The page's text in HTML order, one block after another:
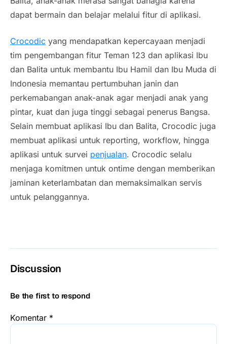
dapat bermain dan belajar melalui fitur di aplikasi.
Crocodic yang mendapatkan kepercayaan menjadi
tim pengembangan fitur Teman 123 dan aplikasi Ibu
dan Balita untuk membantu Ibu Hamil dan Ibu Muda di
Indonesia memantau pertumbuhan janin dan
perkemabangan anak-anak agar menjadi anak yang
pintar, kuat dan juga tinggi sebagai penerus Bangsa.
Selain membuat aplikasi Ibu dan Balita, Crocodic juga
membuat aplikasi untuk reporting, workflow, hingga
aplikasi untuk survei penjualan. Crocodic selalu
menjaga komitmen untuk ontime dengan memberikan
jaminan keterlambatan dan memaksimalkan servis
untuk pelanggannya.
Discussion
Be the first to respond
Komentar *